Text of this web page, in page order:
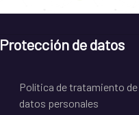
Protección de datos
Política de tratamiento de
datos personales